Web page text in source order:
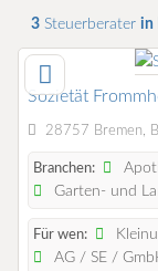
3 Steuerberater in
Sozietät
28757 Bremen,
Branchen:
Garten- und
Für wen:
AG / SE /